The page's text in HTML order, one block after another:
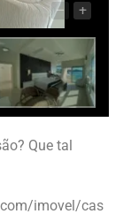
– +
Que tal
imovel/cas